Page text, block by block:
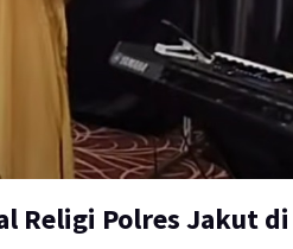
Religi Polres Jakut